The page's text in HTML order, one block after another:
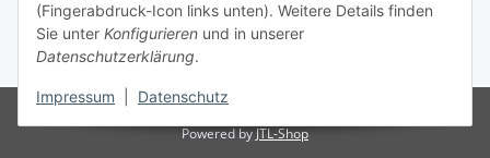
(Fingerabdruck-Icon links unten). Weitere Details finden
Sie unter Konfigurieren und in unserer
Datenschutzerklärung.
Impressum Datenschutz
* Alle Preise inkl. gesetzlicher USt., zzgl.
Powered byJTL-Shop